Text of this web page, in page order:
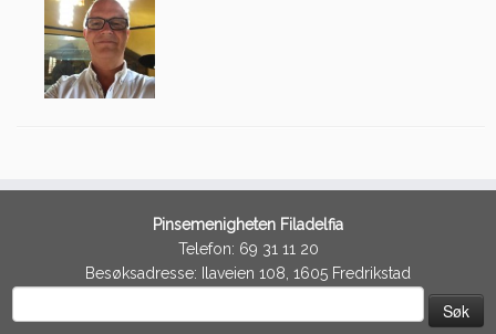
Pinsemenigheten Filadelfia
Telefon: 69 31 11 20
Besøksadresse: Ilaveien 108, 1605 Fredrikstad
etter: